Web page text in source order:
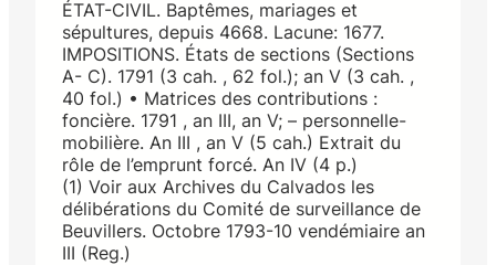
ÉTAT-CIVIL. Baptêmes, mariages et
sépultures, depuis 4668. Lacune: 1677.
IMPOSITIONS. États de sections (Sections
A- C). 1791 (3 cah. , 62 fol.); an V (3 cah. ,
40 fol.) • Matrices des contributions :
foncière. 1791 , an III, an V; – personnelle-
mobilière. An III , an V (5 cah.) Extrait du
rôle de l’emprunt forcé. An IV (4 p.)
(1) Voir aux Archives du Calvados les
délibérations du Comité de surveillance de
Beuvillers. Octobre 1793-10 vendémiaire an
III (Reg.)